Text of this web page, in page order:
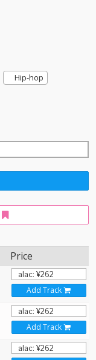
Hip-hop
Price
Add Track
Add Track